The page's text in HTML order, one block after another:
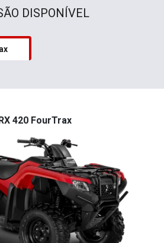
DISPONÍVEL
420 FourTrax